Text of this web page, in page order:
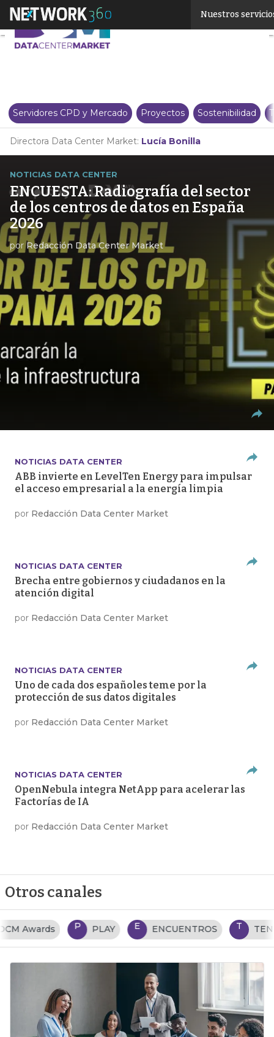
Nuestros
Servidores CPD y Mercado Proyectos Sostenibilidad
Directora Data Center Market: Lucía Bonilla
NOTICIAS DATA CENTER
ENCUESTA: Radiografía del sector
de los centros de datos en España
2026
porRedacción Data Center Market
NOTICIAS DATA CENTER
ABB invierte en LevelTen Energy para impulsar
el acceso empresarial a la energía limpia
por Redacción Data Center Market
NOTICIAS DATA CENTER
Brecha entre gobiernos y ciudadanos en la
atención digital
por Redacción Data Center Market
NOTICIAS DATA CENTER
Uno de cada dos españoles teme por la
protección de sus datos digitales
por Redacción Data Center Market
NOTICIAS DATA CENTER
OpenNebula integra NetApp para acelerar las
Factorías de IA
por Redacción Data Center Market
Otros canales
P PLAY E ENCUENTROS T TENDENCIAS TI